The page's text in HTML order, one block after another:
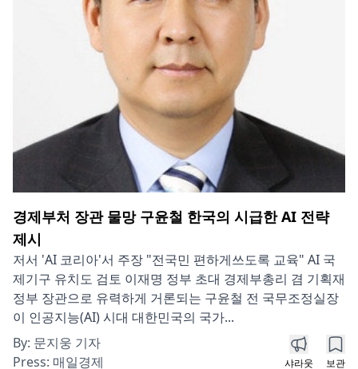
경제부처 장관 물망 구윤철 한국의 시급한 AI 전략
제시
저서 'AI 코리아'서 주장 "전국민 편하게쓰도록 교육" AI 국
제기구 유치도 검토 이재명 정부 초대 경제부총리 겸 기획재
정부 장관으로 유력하게 거론되는 구윤철 전 국무조정실장
이 인공지능(AI) 시대 대한민국의 국가...
By: 문지웅 기자
Press: 매일경제 샤라웃 보관